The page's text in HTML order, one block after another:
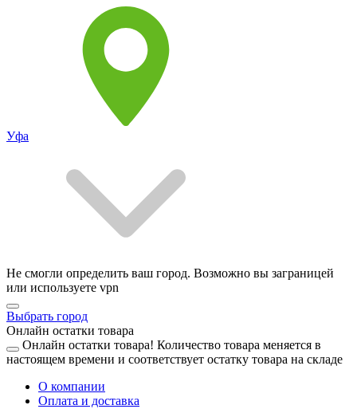
Уфа
Не смогли определить ваш город. Возможно вы заграницей
или используете vpn
Выбрать город
Онлайн остатки товара
Онлайн остатки товара! Количество товара меняется в
настоящем времени и соответствует остатку товара на складе
О компании
Оплата и доставка